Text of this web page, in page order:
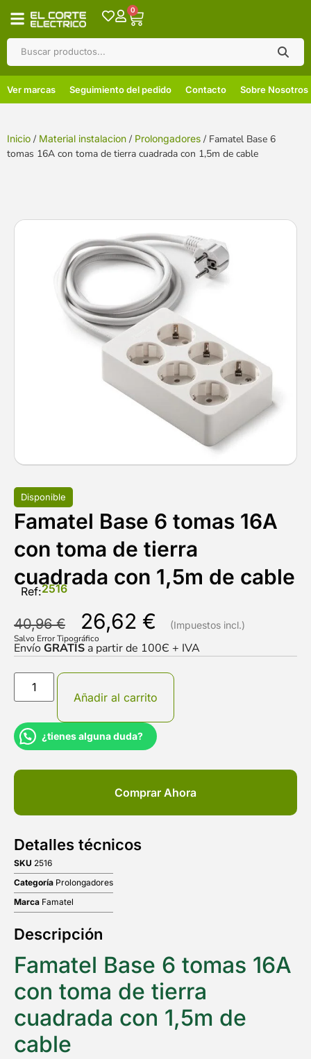
0
Ver marcas Seguimiento del pedido Contacto Sobre Nosotros
Inicio / Material instalacion / Prolongadores / Famatel Base 6
tomas 16A con toma de tierra cuadrada con 1,5m de cable
Disponible
Famatel Base 6 tomas 16A
con toma de tierra
cuadrada con 1,5m de cable
Ref:2516
40,96€ 26,62 €
Salvo Error Tipográfico
EnvíoGRATIS a partir de 100Є + IVA
Añadir al carrito
¿tienes alguna duda?
Comprar Ahora
Detalles técnicos
SKU 2516
Categoría Prolongadores
Marca Famatel
Descripción
Famatel Base 6 tomas 16A
con toma de tierra
cuadrada con 1,5m de
cable